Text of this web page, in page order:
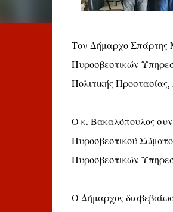
Τον Δήμαρχο Σπάρτης
Πυροσβεστικών
Πολιτικής
Ο κ. Βακαλόπουλος
Πυροσβεστικού
Πυροσβεστικών
Ο Δήμαρχος